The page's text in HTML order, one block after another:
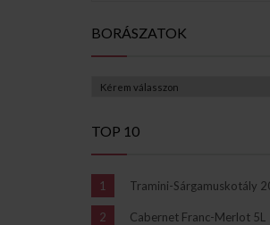
BORÁSZATOK
TOP 10
Tramini-Sárgamuskotály
Cabernet Franc-Merlot 5L